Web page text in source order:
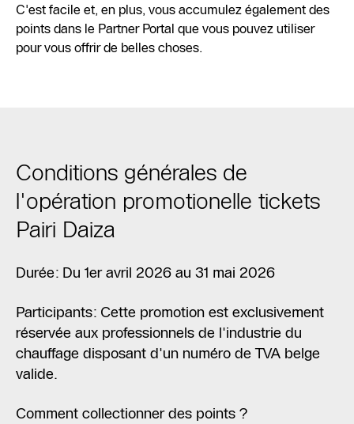
C'est facile et, en plus, vous accumulez également des
points dans le Partner Portal que vous pouvez utiliser
pour vous offrir de belles choses.
Conditions générales de
l'opération promotionelle tickets
Pairi Daiza
Durée: Du 1er avril 2026 au 31 mai 2026
Participants: Cette promotion est exclusivement
réservée aux professionnels de l'industrie du
chauffage disposant d'un numéro de TVA belge
valide.
Comment collectionner des points ?